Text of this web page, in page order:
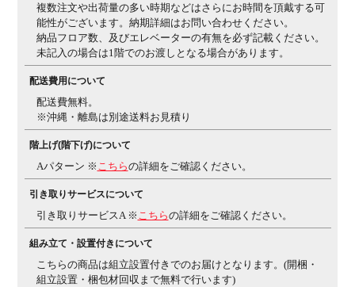
梱包数 2箱
保証について 1～10年保証(部位により保証期間が変わります)
法人日本オフィス家具協会(JOIFA)規定に基づく※詳し
くは
よる返品・交換は承れない場合がございます
組み立て 現地組立品
立て作業を行います)
備考 ・ポスチャーサポートシート
ご注意
い。床を傷つける場合があります。
複数注文や出荷量の多い時期などはさらにお時間を頂戴する可
能性がございます。納期詳細はお問い合わせください。
納品フロア数、及びエレベーターの有無を必ず記載ください。
未記入の場合は1階でのお渡しとなる場合があります。
配送費用について
配送費無料。
※沖縄・離島は別途送料お見積り
階上げ(階下げ)について
Aパターン ※ こちらの詳細をご確認ください。
引き取りサービスについて
引き取りサービスA ※ こちらの詳細をご確認ください。
組み立て・設置付きについて
こちらの商品は組立設置付きでのお届けとなります。(開梱・
組立設置・梱包材回収まで無料で行います)